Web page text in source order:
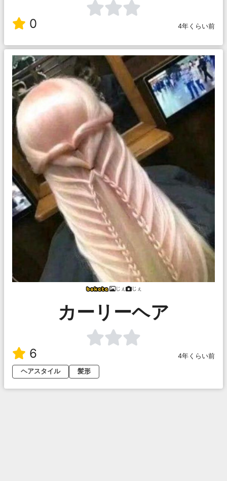
0 4年くらい前
じぇ じぇ
カーリーヘア
6
4年くらい前
ヘアスタイル
髪形